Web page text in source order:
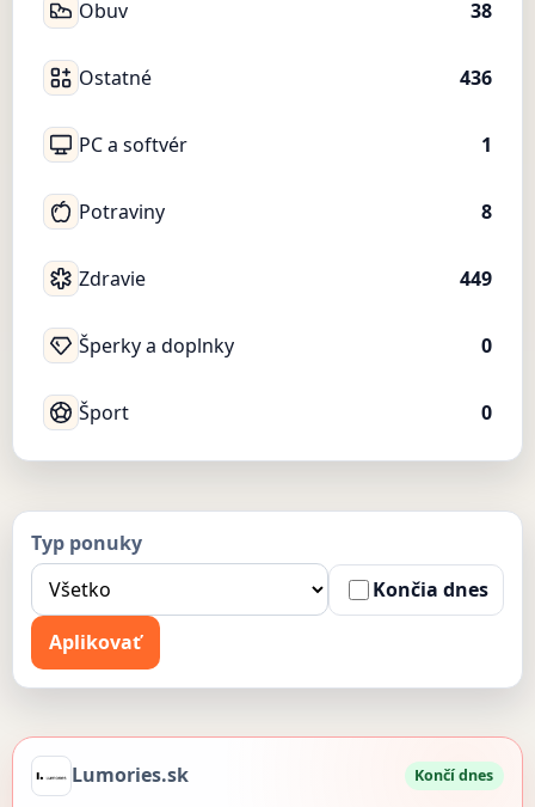
Obuv 38
Ostatné 436
PC a softvér 1
Potraviny 8
Zdravie 449
Šperky a doplnky 0
Šport 0
Typ ponuky
Končia dnes
Aplikovať
Lumories.sk Končí dnes